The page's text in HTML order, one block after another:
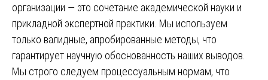
организации — это сочетание академической науки и
прикладной экспертной практики. Мы используем
только валидные, апробированные методы, что
гарантирует научную обоснованность наших выводов.
Мы строго следуем процессуальным нормам, что